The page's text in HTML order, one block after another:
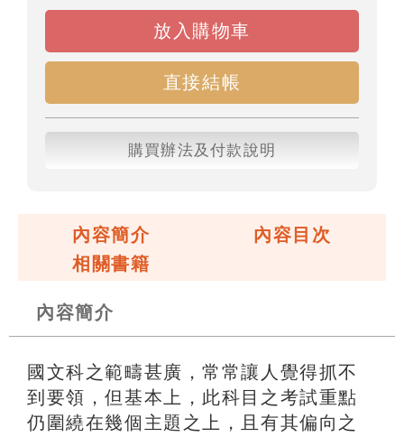
放入購物車
直接結帳
購買辦法及付款說明
內容簡介
內容目次
相關書籍
內容簡介
國文科之範疇甚廣，常常讓人覺得抓不
到要領，但基本上，此科目之考試重點
仍圍繞在幾個主題之上，且有其偏向之